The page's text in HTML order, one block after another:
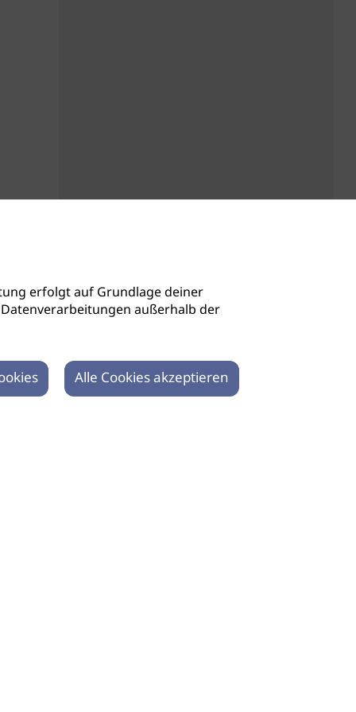
erfolgt auf Grundlage deiner
Datenverarbeitungen außerhalb der
Alle Cookies akzeptieren